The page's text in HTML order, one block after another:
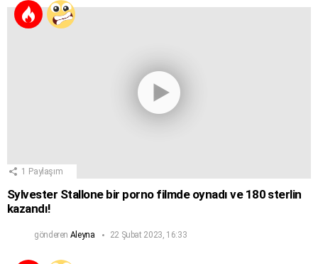
1 Paylaşım
Sylvester Stallone bir porno filmde oynadı ve 180 sterlin
kazandı!
gönderen Aleyna 22 Şubat 2023, 16:33